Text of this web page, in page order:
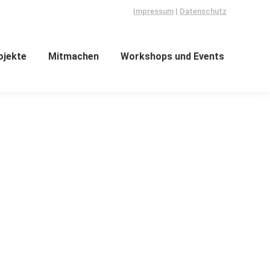
Impressum | Datenschutz
Mitmachen Workshops und Events